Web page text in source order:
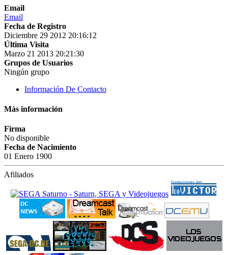
Email
Email
Fecha de Registro
Diciembre 29 2012 20:16:12
Última Visita
Marzo 21 2013 20:21:30
Grupos de Usuarios
Ningún grupo
Información De Contacto
Más información
Firma
No disponible
Fecha de Nacimiento
01 Enero 1900
Afiliados